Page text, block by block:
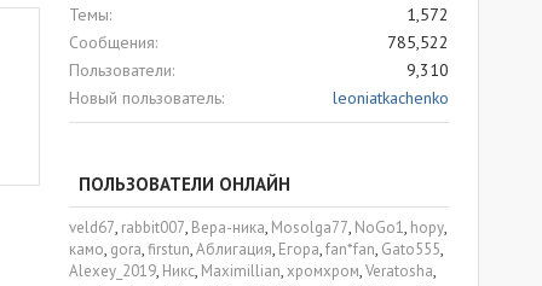
Темы
1,572
Сообщения
785,522
Пользователи
9,310
Новый пользователь
leoniatkachenko
ПОЛЬЗОВАТЕЛИ ОНЛАЙН
veld67 rabbit007 Вера-ника Mosolga77 NoGo1 hopy
камо gora firstun Аблигация Егора fan*fan Gato555
Alexey_2019 Никс Maximillian хромхром Veratosha